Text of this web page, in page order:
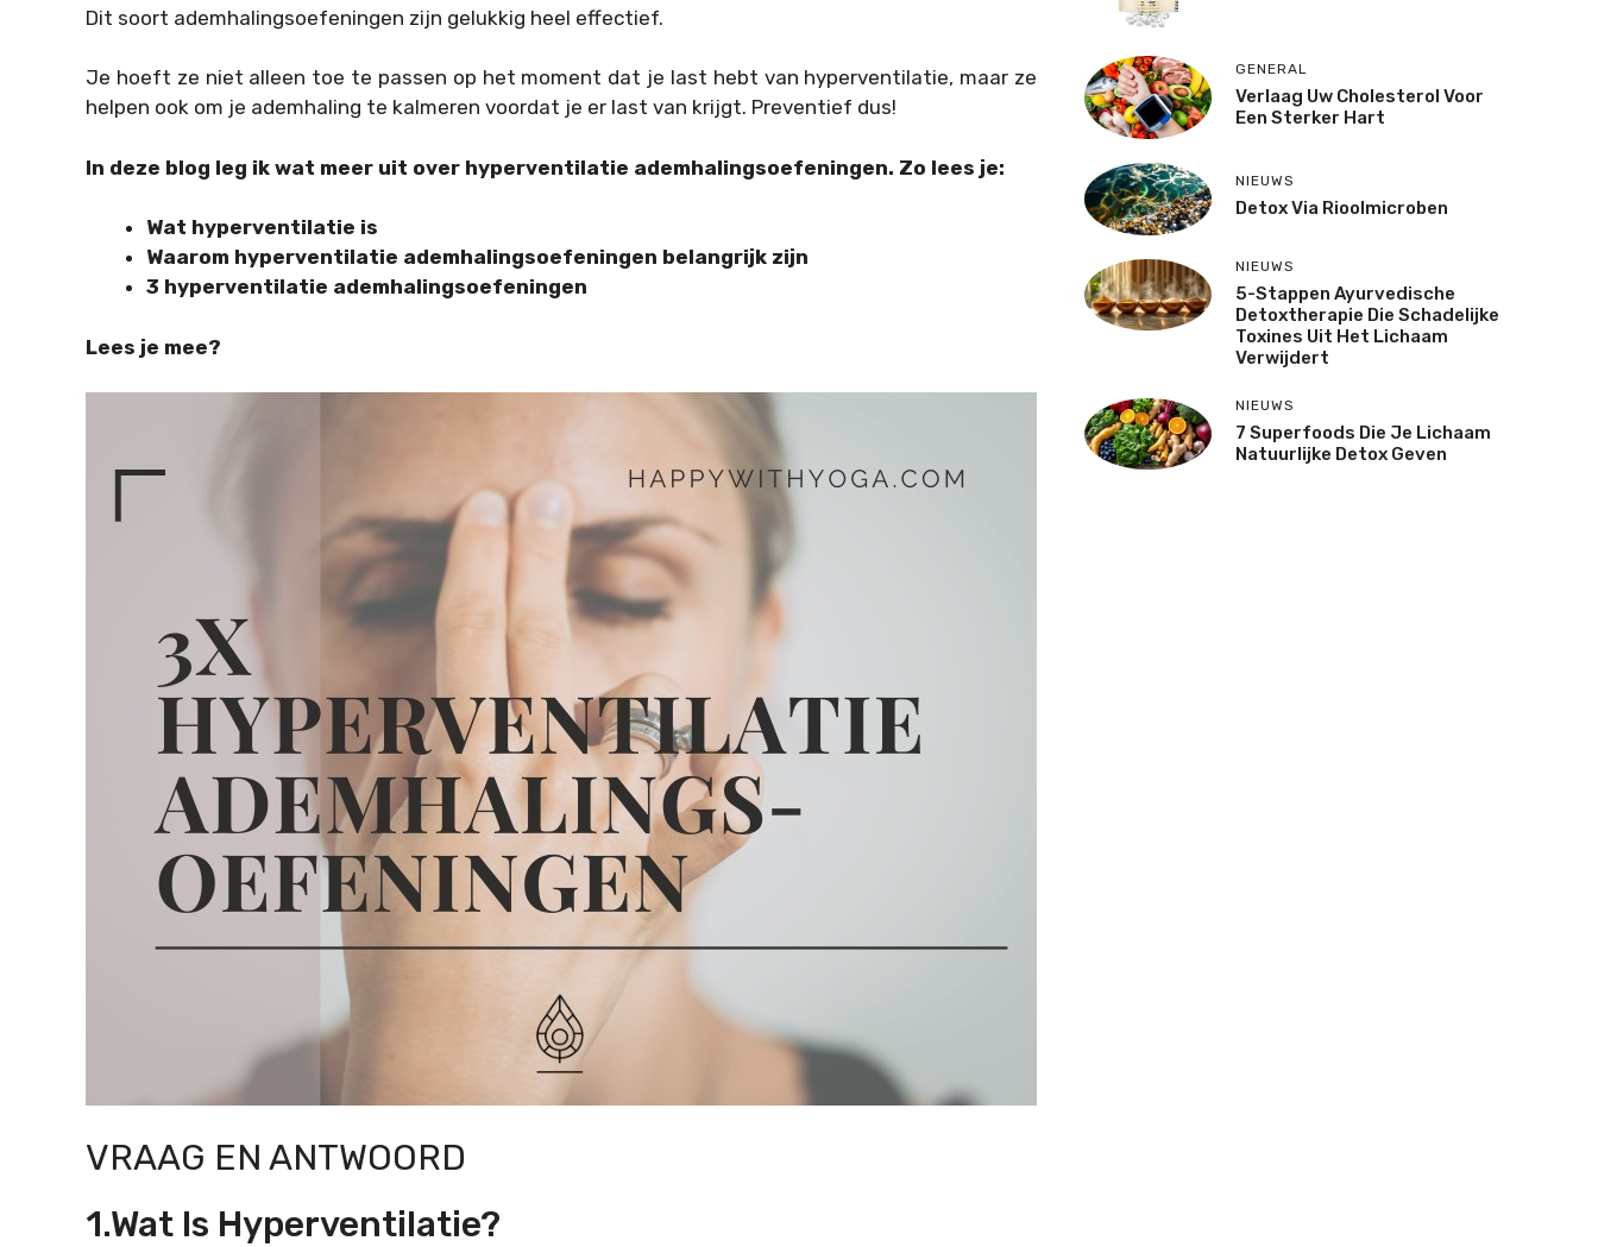
Dit soort ademhalingsoefeningen zijn gelukkig heel effectief.
Je hoeft ze niet alleen toe te passen op het moment dat je last hebt van hyperventilatie, maar ze
helpen ook om je ademhaling te kalmeren voordat je er last van krijgt. Preventief dus!
In deze blog leg ik wat meer uit over hyperventilatie ademhalingsoefeningen. Zo lees je:
Wat hyperventilatie is
Waarom hyperventilatie ademhalingsoefeningen belangrijk zijn
3 hyperventilatie ademhalingsoefeningen
Lees je mee?
VRAAG EN ANTWOORD
1.Wat Is Hyperventilatie?
GENERAL
Verlaag Uw Cholesterol Voor
Een Sterker Hart
NIEUWS
Detox Via Rioolmicroben
NIEUWS
5-Stappen Ayurvedische
Detoxtherapie Die Schadelijke
Toxines Uit Het Lichaam
Verwijdert
NIEUWS
7 Superfoods Die Je Lichaam
Natuurlijke Detox Geven